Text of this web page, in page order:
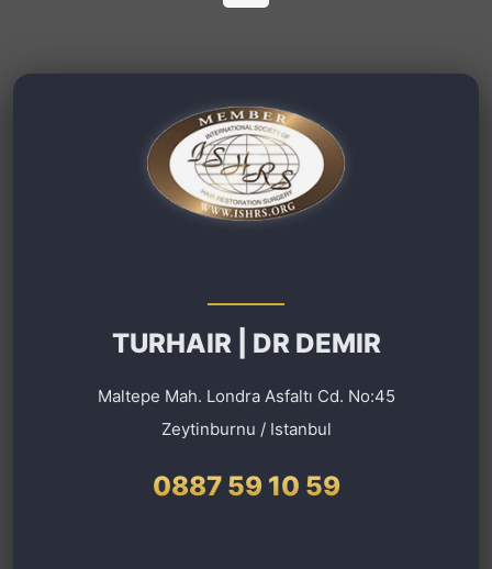
TURHAIR | DR DEMIR
Maltepe Mah. Londra Asfaltı Cd. No:45
Zeytinburnu / Istanbul
0887 59 10 59